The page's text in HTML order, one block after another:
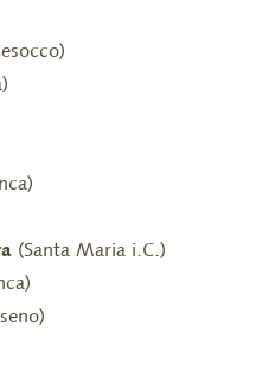
(Santa Maria i.C.)